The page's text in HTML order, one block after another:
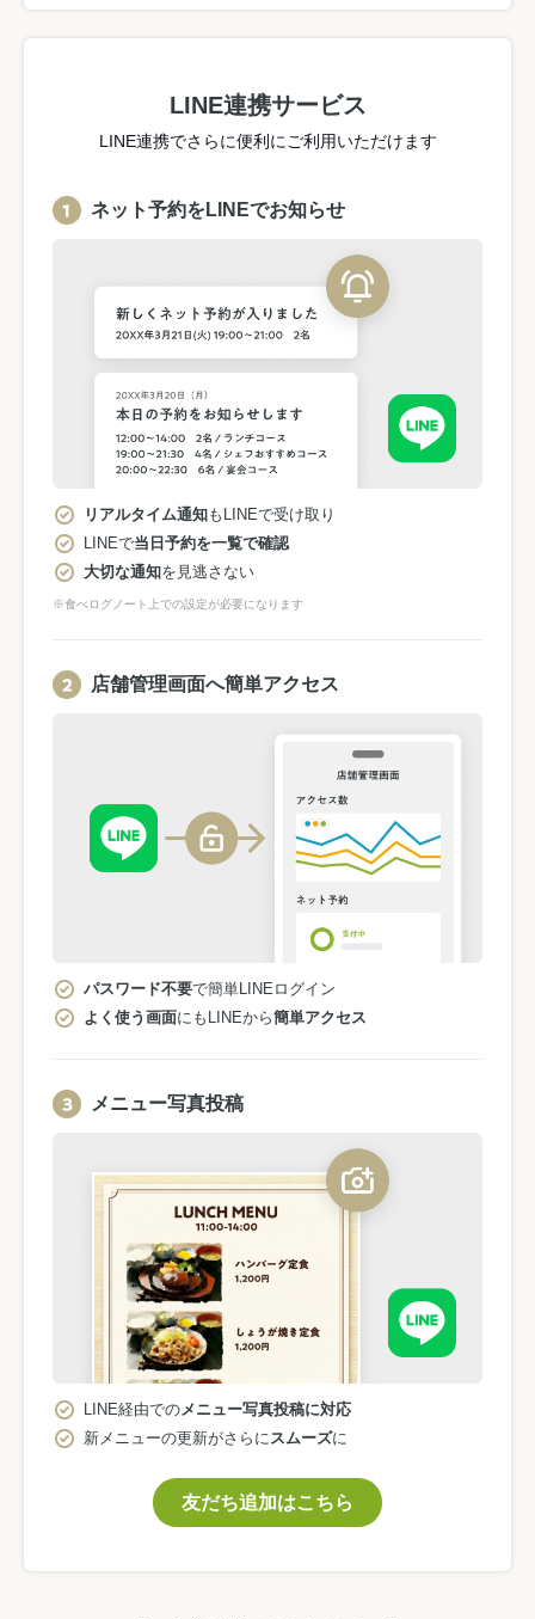
LINE連携サービス
LINE連携でさらに便利にご利用いただけます
ネット予約をLINEでお知らせ
リアルタイム通知もLINEで受け取り
LINEで当日予約を一覧で確認
大切な通知を見逃さない
※食べログノート上での設定が必要になります
店舗管理画面へ簡単アクセス
パスワード不要で簡単LINEログイン
よく使う画面にもLINEから簡単アクセス
メニュー写真投稿
LINE経由での メニュー写真投稿に対応
新メニューの更新がさらに スムーズに
友だち追加はこちら